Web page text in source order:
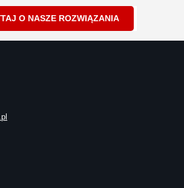
O NASZE ROZWIĄZANIA